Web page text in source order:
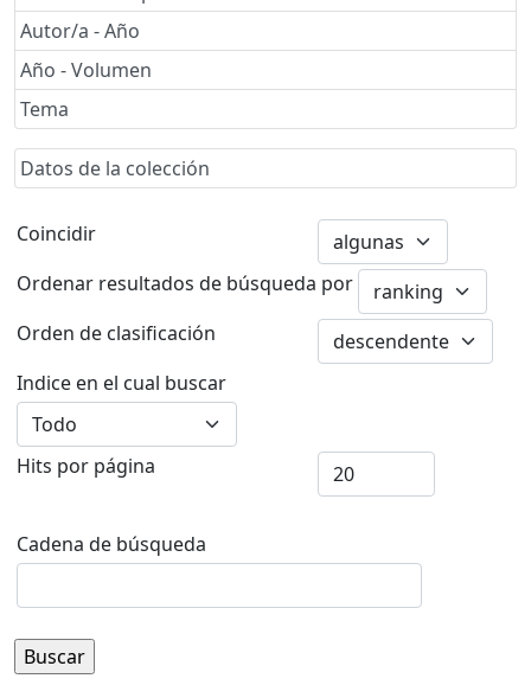
Autor/a - Año
Año - Volumen
Tema
Datos de la colección
Coincidir
Ordenar resultados de búsqueda por
Orden de clasificación
Indice en el cual buscar
Hits por página
Cadena de búsqueda